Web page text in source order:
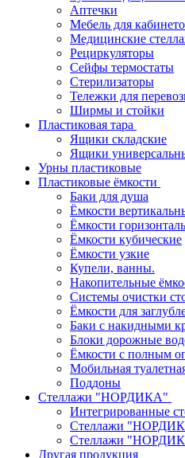
Аптечки
Мебель для
Медицинские
Рециркуляторы
Сейфы термостаты
Стерилизаторы
Тележки для
Ширмы и стойки
Пластиковая тара
Ящики складские
Ящики
Урны пластиковые
Пластиковые ёмкости
Баки для душа
Ёмкости
Ёмкости
Ёмкости кубические
Ёмкости узкие
Купели, ванны.
Накопительные
Системы очистки
Ёмкости для
Баки с накидными
Блоки дорожные
Ёмкости с полным
Мобильная
Поддоны
Стеллажи "НОРДИКА"
Интегрированные
Стеллажи
Стеллажи
Другая продукция